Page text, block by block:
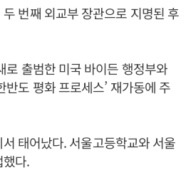
번째 외교부 장관으로 지명된 후
로 출범한 미국 바이든 행정부와
반도 평화 프로세스’ 재가동에 주
태어났다. 서울고등학교와 서울
다.